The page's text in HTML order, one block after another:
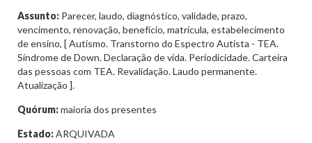
Assunto: Parecer, laudo, diagnóstico, validade, prazo,
vencimento, renovação, benefício, matrícula, estabelecimento
de ensino, [ Autismo. Transtorno do Espectro Autista - TEA.
Síndrome de Down. Declaração de vida. Periodicidade. Carteira
das pessoas com TEA. Revalidação. Laudo permanente.
Atualização ].
Quórum:maioria dos presentes
Estado:ARQUIVADA